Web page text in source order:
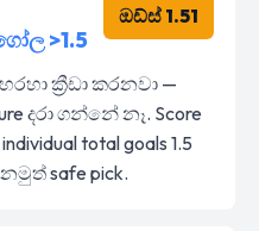
>1.5
ඔඩ්ස් 1.51
ක්‍රීඩා කරනවා —
දරා ගන්නේ නෑ. Score
total goals 1.5
නමුත් safe pick.